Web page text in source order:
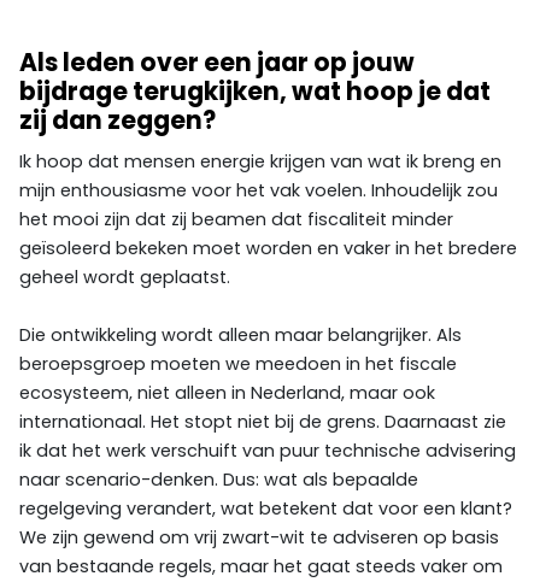
Als leden over een jaar op jouw
bijdrage terugkijken, wat hoop je dat
zij dan zeggen?
Ik hoop dat mensen energie krijgen van wat ik breng en
mijn enthousiasme voor het vak voelen. Inhoudelijk zou
het mooi zijn dat zij beamen dat fiscaliteit minder
geïsoleerd bekeken moet worden en vaker in het bredere
geheel wordt geplaatst.
Die ontwikkeling wordt alleen maar belangrijker. Als
beroepsgroep moeten we meedoen in het fiscale
ecosysteem, niet alleen in Nederland, maar ook
internationaal. Het stopt niet bij de grens. Daarnaast zie
ik dat het werk verschuift van puur technische advisering
naar scenario-denken. Dus: wat als bepaalde
regelgeving verandert, wat betekent dat voor een klant?
We zijn gewend om vrij zwart-wit te adviseren op basis
van bestaande regels, maar het gaat steeds vaker om